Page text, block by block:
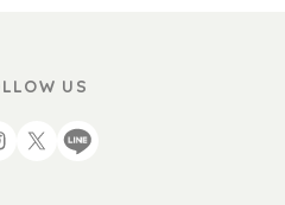
どに従い、本サービスを利用するものと
ものとします。
US